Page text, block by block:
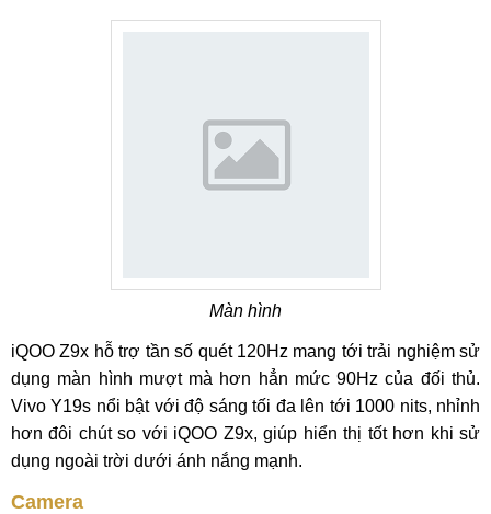
Màn hình
iQOO Z9x hỗ trợ tần số quét 120Hz mang tới trải nghiệm sử
dụng màn hình mượt mà hơn hẳn mức 90Hz của đối thủ.
Vivo Y19s nổi bật với độ sáng tối đa lên tới 1000 nits, nhỉnh
hơn đôi chút so với iQOO Z9x, giúp hiển thị tốt hơn khi sử
dụng ngoài trời dưới ánh nắng mạnh.
Camera